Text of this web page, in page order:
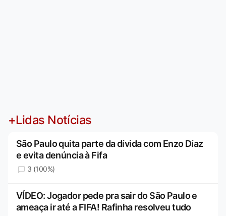
+Lidas Notícias
São Paulo quita parte da dívida com Enzo Díaz
e evita denúncia à Fifa
3 (100%)
VÍDEO: Jogador pede pra sair do São Paulo e
ameaça ir até a FIFA! Rafinha resolveu tudo